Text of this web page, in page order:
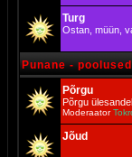
Turg
Ostan, müün,
Punane -
Põrgu
Põrgu
Moderaator
Jõud